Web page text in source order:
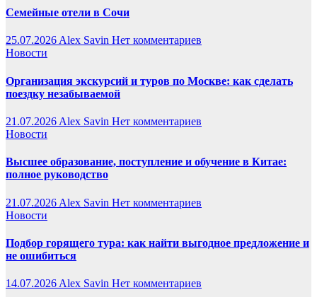
Семейные отели в Сочи
25.07.2026Alex Savin Нет комментариев
Новости
Организация экскурсий и туров по Москве: как сделать
поездку незабываемой
21.07.2026 Alex Savin Нет комментариев
Новости
Высшее образование, поступление и обучение в Китае:
полное руководство
21.07.2026 Alex Savin Нет комментариев
Новости
Подбор горящего тура: как найти выгодное предложение и
не ошибиться
14.07.2026 Alex Savin Нет комментариев